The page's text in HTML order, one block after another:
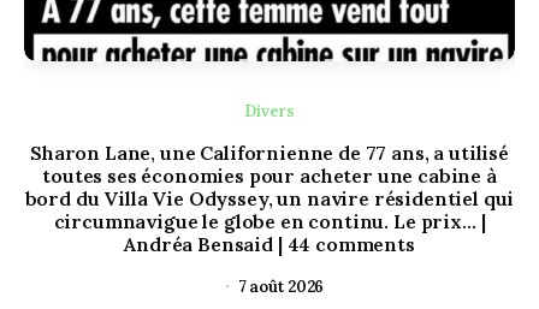
Divers
Sharon Lane, une Californienne de 77 ans, a utilisé
toutes ses économies pour acheter une cabine à
bord du Villa Vie Odyssey, un navire résidentiel qui
circumnavigue le globe en continu. Le prix… |
Andréa Bensaid | 44 comments
7 août 2026